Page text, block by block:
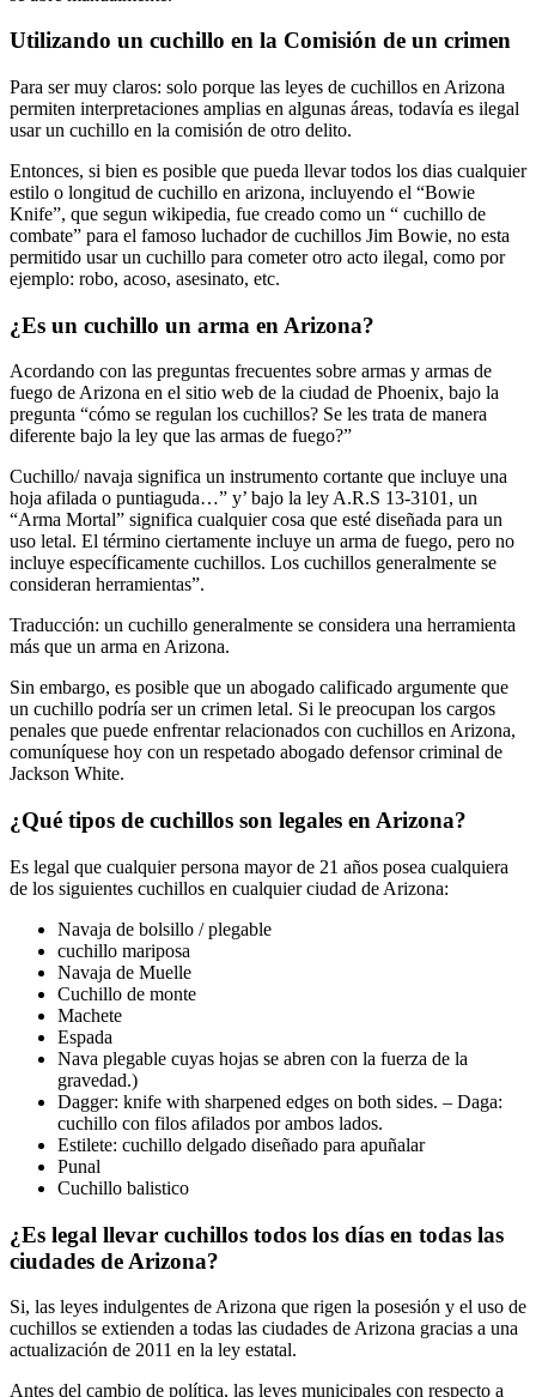
Utilizando un cuchillo en la Comisión de un crimen
Para ser muy claros: solo porque las leyes de cuchillos en Arizona
permiten interpretaciones amplias en algunas áreas, todavía es ilegal
usar un cuchillo en la comisión de otro delito.
Entonces, si bien es posible que pueda llevar todos los dias cualquier
estilo o longitud de cuchillo en arizona, incluyendo el “Bowie
Knife”, que segun wikipedia, fue creado como un “ cuchillo de
combate” para el famoso luchador de cuchillos Jim Bowie, no esta
permitido usar un cuchillo para cometer otro acto ilegal, como por
ejemplo: robo, acoso, asesinato, etc.
¿Es un cuchillo un arma en Arizona?
Acordando con las preguntas frecuentes sobre armas y armas de
fuego de Arizona en el sitio web de la ciudad de Phoenix, bajo la
pregunta “cómo se regulan los cuchillos? Se les trata de manera
diferente bajo la ley que las armas de fuego?”
Cuchillo/ navaja significa un instrumento cortante que incluye una
hoja afilada o puntiaguda…” y’ bajo la ley A.R.S 13-3101, un
“Arma Mortal” significa cualquier cosa que esté diseñada para un
uso letal. El término ciertamente incluye un arma de fuego, pero no
incluye específicamente cuchillos. Los cuchillos generalmente se
consideran herramientas”.
Traducción: un cuchillo generalmente se considera una herramienta
más que un arma en Arizona.
Sin embargo, es posible que un abogado calificado argumente que
un cuchillo podría ser un crimen letal. Si le preocupan los cargos
penales que puede enfrentar relacionados con cuchillos en Arizona,
comuníquese hoy con un respetado abogado defensor criminal de
Jackson White.
¿Qué tipos de cuchillos son legales en Arizona?
Es legal que cualquier persona mayor de 21 años posea cualquiera
de los siguientes cuchillos en cualquier ciudad de Arizona:
Navaja de bolsillo / plegable
cuchillo mariposa
Navaja de Muelle
Cuchillo de monte
Machete
Espada
Nava plegable cuyas hojas se abren con la fuerza de la
gravedad.)
Dagger: knife with sharpened edges on both sides. – Daga:
cuchillo con filos afilados por ambos lados.
Estilete: cuchillo delgado diseñado para apuñalar
Punal
Cuchillo balistico
¿Es legal llevar cuchillos todos los días en todas las
ciudades de Arizona?
Si, las leyes indulgentes de Arizona que rigen la posesión y el uso de
cuchillos se extienden a todas las ciudades de Arizona gracias a una
actualización de 2011 en la ley estatal.
Antes del cambio de política, las leyes municipales con respecto a